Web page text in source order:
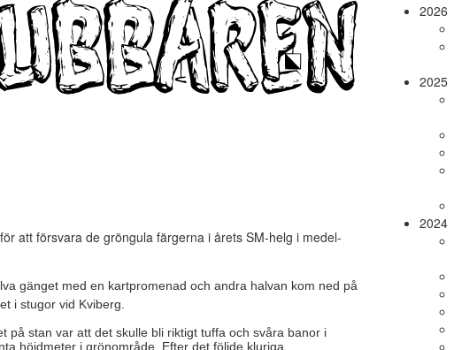
att försvara de gröngula färgerna i årets SM-helg i medel-
gänget med en kartpromenad och andra halvan kom ned på
i stugor vid Kviberg.
på stan var att det skulle bli riktigt tuffa och svåra banor i
höjdmeter i grönområde. Efter det följde kluriga
2026
2025
2024